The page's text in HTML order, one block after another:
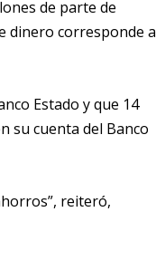
de parte de
dinero corresponde a
Estado y que 14
su cuenta del Banco
reiteró,